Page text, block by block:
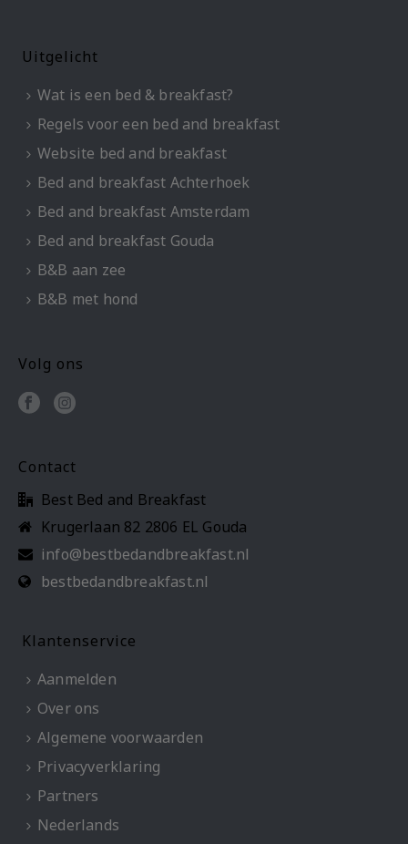
Uitgelicht
Wat is een bed & breakfast?
Regels voor een bed and breakfast
Website bed and breakfast
Bed and breakfast Achterhoek
Bed and breakfast Amsterdam
Bed and breakfast Gouda
B&B aan zee
B&B met hond
Volg ons
Contact
Best Bed and Breakfast
Krugerlaan 82 2806 EL Gouda
info@bestbedandbreakfast.nl
bestbedandbreakfast.nl
Klantenservice
Aanmelden
Over ons
Algemene voorwaarden
Privacyverklaring
Partners
Nederlands